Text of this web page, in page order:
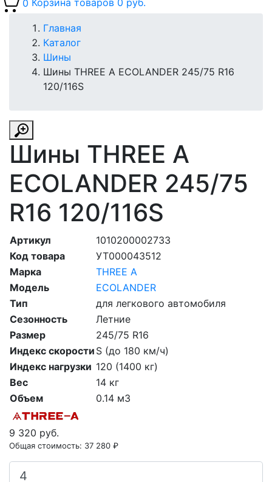
0 Корзина товаров 0 руб.
Главная
Каталог
Шины
Шины THREE A ECOLANDER 245/75 R16
120/116S
Шины THREE A
ECOLANDER 245/75
R16 120/116S
Артикул
1010200002733
Код товара
УТ000043512
Марка
THREE A
Модель
ECOLANDER
Тип
для легкового автомобиля
Сезонность
Летние
Размер
245/75 R16
Индекс скорости S (до 180 км/ч)
Индекс нагрузки 120 (1400 кг)
Вес
14 кг
Объем
0.14 м3
9 320 руб.
Общая стоимость: 37 280 ₽